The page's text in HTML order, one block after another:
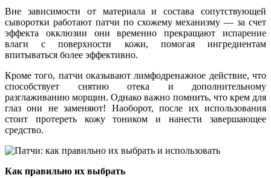
Вне зависимости от материала и состава сопутствующей
сыворотки работают патчи по схожему механизму — за счет
эффекта окклюзии они временно прекращают испарение
влаги с поверхности кожи, помогая ингредиентам
впитываться более эффективно.
Кроме того, патчи оказывают лимфодренажное действие, что
способствует снятию отека и дополнительному
разглаживанию морщин. Однако важно помнить, что крем для
глаз они не заменяют! Наоборот, после их использования
стоит протереть кожу тоником и нанести завершающее
средство.
Как правильно их выбрать